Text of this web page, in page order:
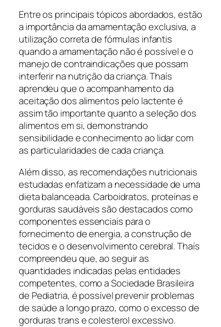
Entre os principais tópicos abordados, estão
a importância da amamentação exclusiva, a
utilização correta de fórmulas infantis
quando a amamentação não é possível e o
manejo de contraindicações que possam
interferir na nutrição da criança. Thaís
aprendeu que o acompanhamento da
aceitação dos alimentos pelo lactente é
assim tão importante quanto a seleção dos
alimentos em si, demonstrando
sensibilidade e conhecimento ao lidar com
as particularidades de cada criança.
Além disso, as recomendações nutricionais
estudadas enfatizam a necessidade de uma
dieta balanceada. Carboidratos, proteínas e
gorduras saudáveis são destacados como
componentes essenciais para o
fornecimento de energia, a construção de
tecidos e o desenvolvimento cerebral. Thaís
compreendeu que, ao seguir as
quantidades indicadas pelas entidades
competentes, como a Sociedade Brasileira
de Pediatria, é possível prevenir problemas
de saúde a longo prazo, como o excesso de
gorduras trans e colesterol excessivo.